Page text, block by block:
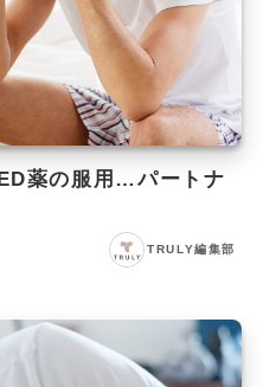
薬の服用…パートナ
TRULY編集部